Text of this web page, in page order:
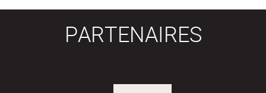
PARTENAIRES